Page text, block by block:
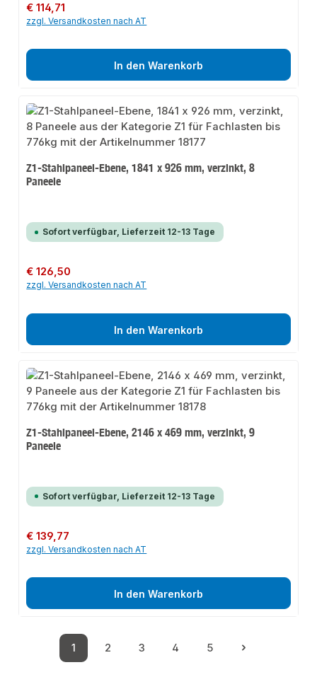
Regulärer Preis:
€ 114,71
zzgl. Versandkosten nach AT
In den Warenkorb
Z1-Stahlpaneel-Ebene, 1841 x 926 mm, verzinkt, 8
Paneele
Sofort verfügbar, Lieferzeit 12-13 Tage
Regulärer Preis:
€ 126,50
zzgl. Versandkosten nach AT
In den Warenkorb
Z1-Stahlpaneel-Ebene, 2146 x 469 mm, verzinkt, 9
Paneele
Sofort verfügbar, Lieferzeit 12-13 Tage
Regulärer Preis:
€ 139,77
zzgl. Versandkosten nach AT
In den Warenkorb
Seite
1
Seite
2
Seite
3
Seite
4
Seite
5